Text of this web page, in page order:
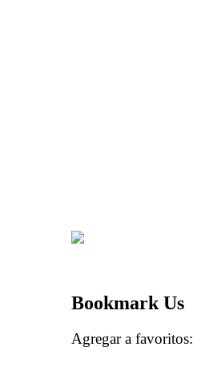
Bookmark Us
Agregar a